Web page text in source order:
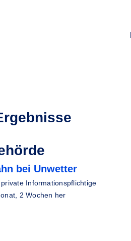
bei Unwetter
Informationspflichtige
2 Wochen her